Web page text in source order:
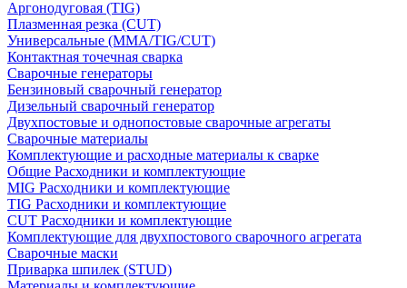
Аргонодуговая (TIG)
Плазменная резка (CUT)
Универсальные (MMA/TIG/CUT)
Контактная точечная сварка
Сварочные генераторы
Бензиновый сварочный генератор
Дизельный сварочный генератор
Двухпостовые и однопостовые сварочные агрегаты
Сварочные материалы
Комплектующие и расходные материалы к сварке
Общие Расходники и комплектующие
MIG Расходники и комплектующие
TIG Расходники и комплектующие
CUT Расходники и комплектующие
Комплектующие для двухпостового сварочного агрегата
Сварочные маски
Приварка шпилек (STUD)